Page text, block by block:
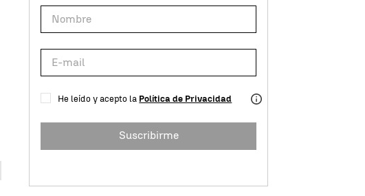
He leído y acepto la Política de Privacidad
Suscribirme